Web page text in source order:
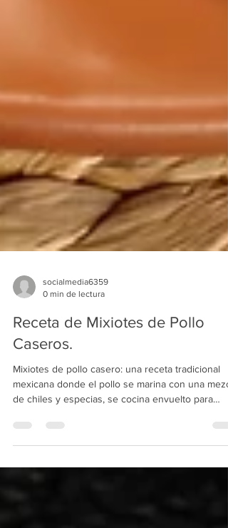
0 min de lectura
Receta de Mixiotes de Pollo
Caseros.
Mixiotes de pollo casero: una receta tradicional
de chiles y especias, se cocina envuelto para